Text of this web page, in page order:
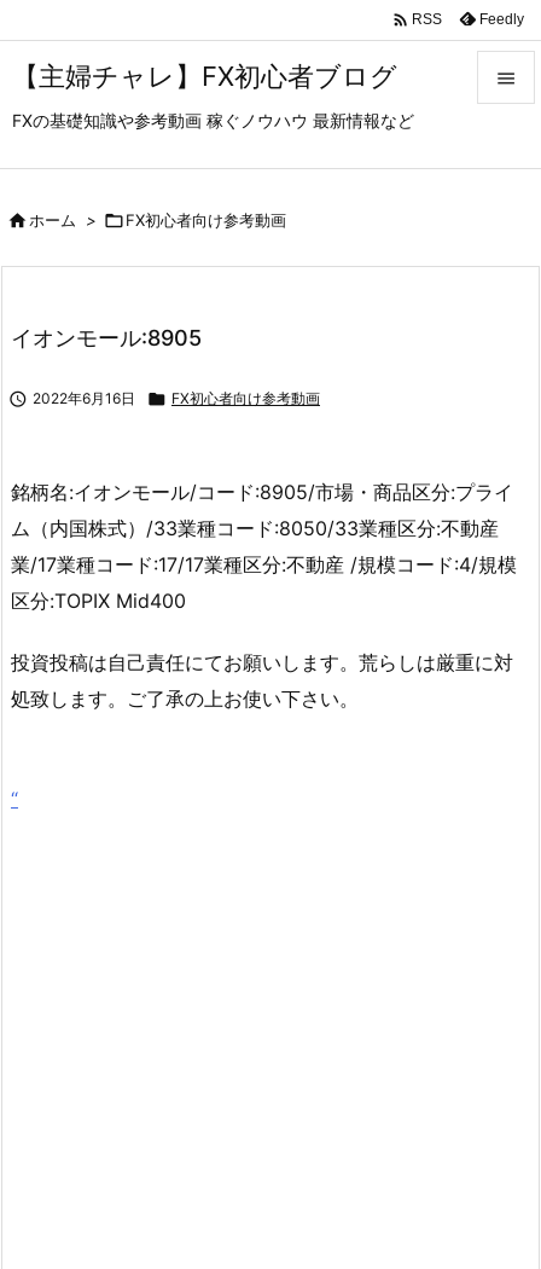
【主婦チャレ】FX初心者ブログ
FXの基礎知識や参考動画 稼ぐノウハウ 最新情報など

 RSS Feedly
ホーム > FX初心者向け参考動画
イオンモール:8905
 2022年6月16日  FX初心者向け参考動画
銘柄名:イオンモール/コード:8905/市場・商品区分:プライ
ム（内国株式）/33業種コード:8050/33業種区分:不動産
業/17業種コード:17/17業種区分:不動産 /規模コード:4/規模
区分:TOPIX Mid400
投資投稿は自己責任にてお願いします。荒らしは厳重に対
処致します。ご了承の上お使い下さい。
“